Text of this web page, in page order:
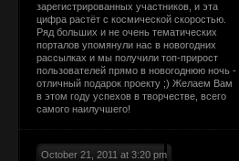
зарегистрированных участников, и эта
цифра растёт с космической скоростью.
Ряд больших и не очень тематических
порталов упомянули нас в новогодних
рассылках и мы получили топ-прирост
пользователей прямо в новогоднюю ночь -
отличный подарок проекту ;) Желаем Вам
в этом году успехов в творчестве, всего
самого наилучшего!
October 21, 2011 at 3:20 pm